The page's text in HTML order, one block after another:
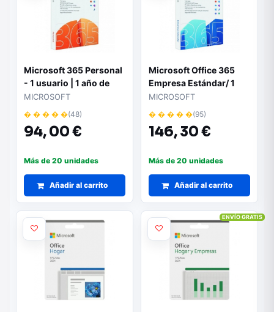
Microsoft 365 Personal
- 1 usuario | 1 año de
suscripción |
Aplicaciones Office
premium | Compatible
con PC, Mac, tabletas y
MICROSOFT
� � � � �(48)
94,00 €
Más de 20 unidades
Añadir al carrito
Microsoft Office 365
Empresa Estándar/ 1
Usuario/ 1 Año/ 5
Dispositivos
MICROSOFT
� � � � �(95)
146,30 €
Más de 20 unidades
Añadir al carrito
ENVÍO GRATIS